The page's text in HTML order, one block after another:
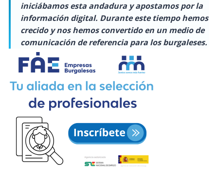
iniciábamos esta andadura y apostamos por la
información digital. Durante este tiempo hemos
crecido y nos hemos convertido en un medio de
comunicación de referencia para los burgaleses.